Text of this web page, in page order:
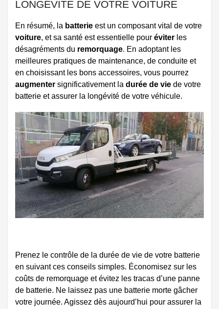
LONGÉVITÉ DE VOTRE VOITURE
En résumé, la batterie est un composant vital de votre
voiture, et sa santé est essentielle pour éviter les
désagréments du remorquage. En adoptant les
meilleures pratiques de maintenance, de conduite et
en choisissant les bons accessoires, vous pourrez
augmenter significativement la durée de vie de votre
batterie et assurer la longévité de votre véhicule.
Prenez le contrôle de la durée de vie de votre batterie
en suivant ces conseils simples. Économisez sur les
coûts de remorquage et évitez les tracas d’une panne
de batterie. Ne laissez pas une batterie morte gâcher
votre journée. Agissez dès aujourd’hui pour assurer la